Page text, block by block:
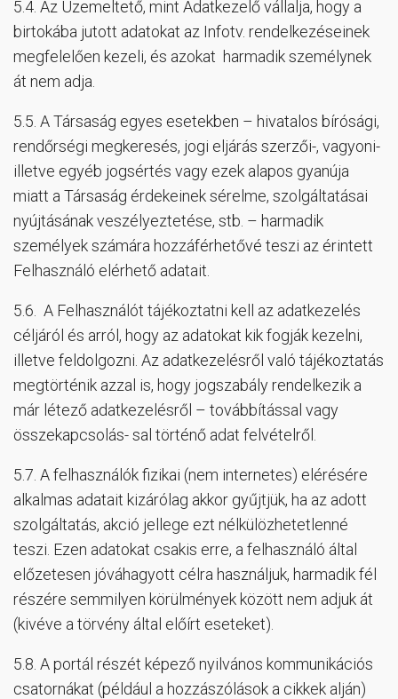
5.4. Az Üzemeltető, mint Adatkezelő vállalja, hogy a
birtokába jutott adatokat az Infotv. rendelkezéseinek
megfelelően kezeli, és azokat harmadik személynek
át nem adja.
5.5. A Társaság egyes esetekben – hivatalos bírósági,
rendőrségi megkeresés, jogi eljárás szerzői-, vagyoni-
illetve egyéb jogsértés vagy ezek alapos gyanúja
miatt a Társaság érdekeinek sérelme, szolgáltatásai
nyújtásának veszélyeztetése, stb. – harmadik
személyek számára hozzáférhetővé teszi az érintett
Felhasználó elérhető adatait.
5.6. A Felhasználót tájékoztatni kell az adatkezelés
céljáról és arról, hogy az adatokat kik fogják kezelni,
illetve feldolgozni. Az adatkezelésről való tájékoztatás
megtörténik azzal is, hogy jogszabály rendelkezik a
már létező adatkezelésről – továbbítással vagy
összekapcsolás- sal történő adat felvételről.
5.7. A felhasználók fizikai (nem internetes) elérésére
alkalmas adatait kizárólag akkor gyűjtjük, ha az adott
szolgáltatás, akció jellege ezt nélkülözhetetlenné
teszi. Ezen adatokat csakis erre, a felhasználó által
előzetesen jóváhagyott célra használjuk, harmadik fél
részére semmilyen körülmények között nem adjuk át
(kivéve a törvény által előírt eseteket).
5.8. A portál részét képező nyilvános kommunikációs
csatornákat (például a hozzászólások a cikkek alján)